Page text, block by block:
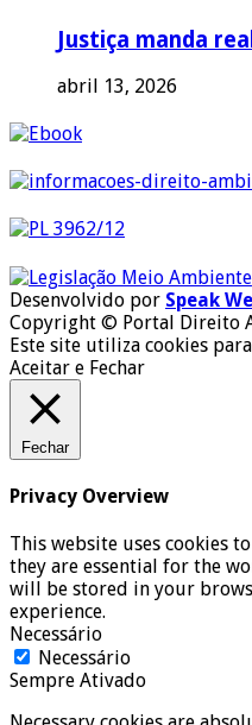
Justiça manda
abril 13, 2026
Desenvolvido por Speak
Copyright © Portal Direito
Este site utiliza cookies
Aceitar e Fechar
Fechar
Privacy Overview
This website uses cookies
they are essential for the
will be stored in your
experience.
Necessário
Necessário
Sempre Ativado